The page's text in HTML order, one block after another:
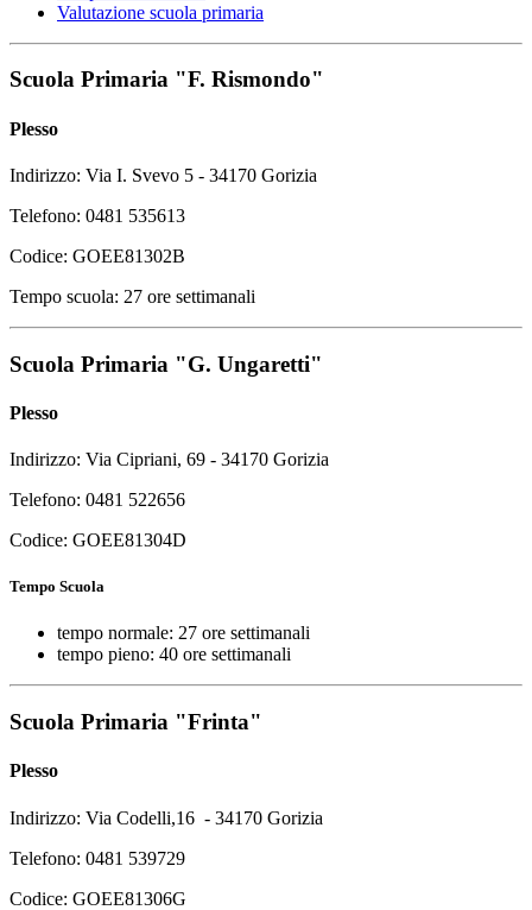
Valutazione scuola primaria
Scuola Primaria "F. Rismondo"
Plesso
Indirizzo: Via I. Svevo 5 - 34170 Gorizia
Telefono: 0481 535613
Codice: GOEE81302B
Tempo scuola: 27 ore settimanali
Scuola Primaria "G. Ungaretti"
Plesso
Indirizzo: Via Cipriani, 69 - 34170 Gorizia
Telefono: 0481 522656
Codice: GOEE81304D
Tempo Scuola
tempo normale: 27 ore settimanali
tempo pieno: 40 ore settimanali
Scuola Primaria "Frinta"
Plesso
Indirizzo: Via Codelli,16 - 34170 Gorizia
Telefono: 0481 539729
Codice: GOEE81306G